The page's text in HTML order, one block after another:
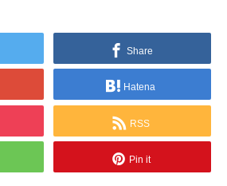
Share
Hatena
RSS
Pin it